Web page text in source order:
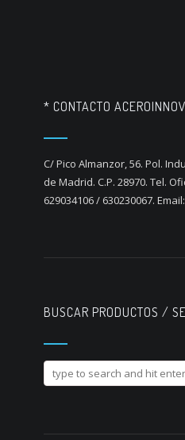
* CONTACTO
C/ Pico Almanzor, 56. Pol.
de Madrid. C.P. 28970. Tel.
629034106 / 630230067.
BUSCAR PRODUCTOS /